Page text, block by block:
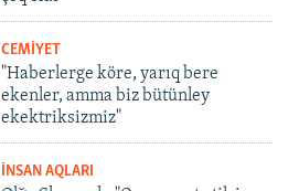
CEMİYET
"Haberlerge köre, yarıq bere
ekenler, amma biz bütünley
ekektriksizmiz"
İNSAN AQLARI